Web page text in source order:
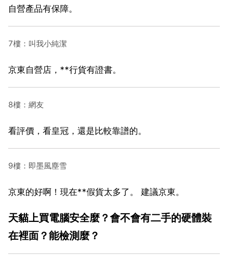
自營產品有保障。
7樓：叫我小純潔
京東自營店，**行貨有證書。
8樓：網友
看評價，看皇冠，還是比較靠譜的。
9樓：即墨風塵雪
京東的好啊！現在**假貨太多了。 建議京東。
天貓上買電腦安全麼？會不會有二手的硬體裝
在裡面？能檢測麼？